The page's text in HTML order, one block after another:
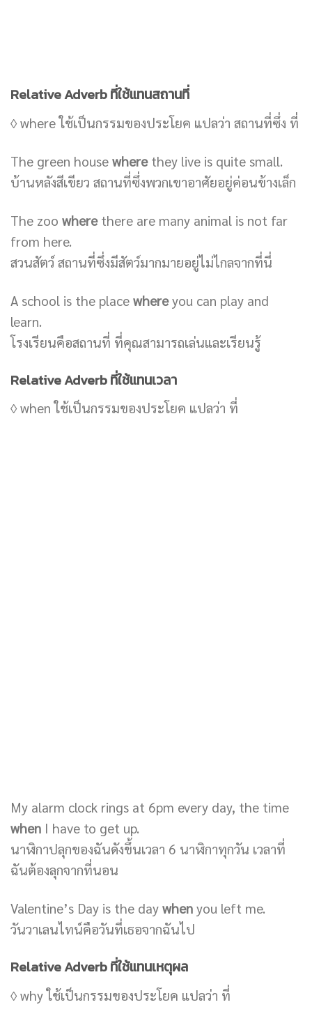
Relative Adverb ที่ใช้แทนสถานที่
◊ where ใช้เป็นกรรมของประโยค แปลว่า สถานที่ซึ่ง ที่
The green house wherethey live is quite small.
บ้านหลังสีเขียว สถานที่ซึ่งพวกเขาอาศัยอยู่ค่อนข้างเล็ก
The zoo wherethere are many animal is not far
from here.
สวนสัตว์ สถานที่ซึ่งมีสัตว์มากมายอยู่ไม่ไกลจากที่นี่
A school is the place whereyou can play and
learn.
โรงเรียนคือสถานที่ ที่คุณสามารถเล่นและเรียนรู้
Relative Adverb ที่ใช้แทนเวลา
◊ when ใช้เป็นกรรมของประโยค แปลว่า ที่
My alarm clock rings at 6pm every day, the time
when I have to get up.
นาฬิกาปลุกของฉันดังขึ้นเวลา 6 นาฬิกาทุกวัน เวลาที่
ฉันต้องลุกจากที่นอน
Valentine’s Day is the day when you left me.
วันวาเลนไทน์คือวันที่เธอจากฉันไป
Relative Adverb ที่ใช้แทนเหตุผล
◊ why ใช้เป็นกรรมของประโยค แปลว่า ที่